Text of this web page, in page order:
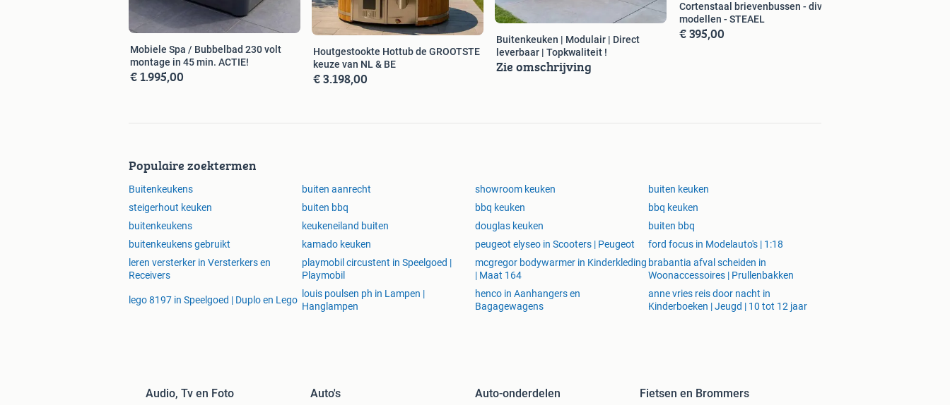
Mobiele Spa / Bubbelbad 230 volt
montage in 45 min. ACTIE!
€ 1.995,00
Houtgestookte Hottub de GROOTSTE
keuze van NL & BE
€ 3.198,00
Buitenkeuken | Modulair | Direct
leverbaar | Topkwaliteit !
Zie omschrijving
Cortenstaal brievenbussen - diverse
modellen - STEAEL
€ 395,00
Populaire zoektermen
Buitenkeukens buiten aanrecht showroom keuken
buiten keuken
steigerhout keuken
buiten bbq bbq keuken
bbq keuken
buitenkeukens
keukeneiland buiten douglas keuken
buiten bbq
buitenkeukens gebruikt
kamado keuken peugeot elyseo in Scooters | Peugeot
ford focus in Modelauto's | 1:18
leren versterker in Versterkers en
Receivers
playmobil circustent in Speelgoed |
Playmobil
mcgregor bodywarmer in Kinderkleding
| Maat 164
brabantia afval scheiden in
Woonaccessoires | Prullenbakken
lego 8197 in Speelgoed | Duplo en Lego
louis poulsen ph in Lampen |
Hanglampen
henco in Aanhangers en
Bagagewagens
anne vries reis door nacht in
Kinderboeken | Jeugd | 10 tot 12 jaar
Audio, Tv en Foto Auto's Auto-onderdelen Fietsen en Brommers